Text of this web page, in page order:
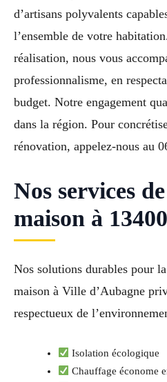
d’artisans polyvalents
l’ensemble de votre
réalisation, nous vous
professionnalisme, en
budget. Notre engagement
dans la région. Pour
rénovation, appelez-nous au
Nos services
maison à
Nos solutions durables pour
maison à Ville d’Aubagne
respectueux de
Isolation écologique
Chauffage économe